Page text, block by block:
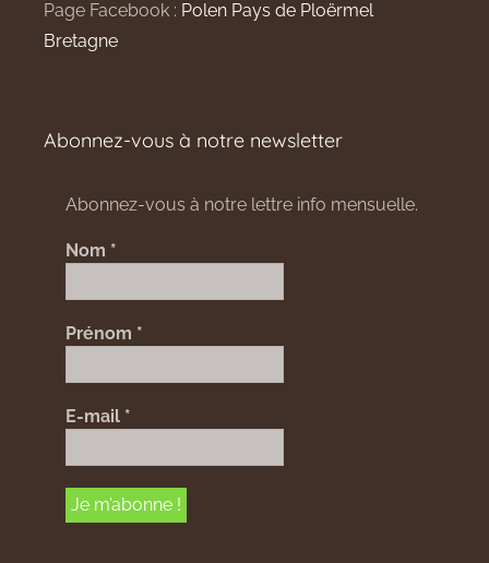
Page Facebook : Polen Pays de Ploërmel
Bretagne
Abonnez-vous à notre newsletter
Abonnez-vous à notre lettre info mensuelle.
Nom *
Prénom *
E-mail *